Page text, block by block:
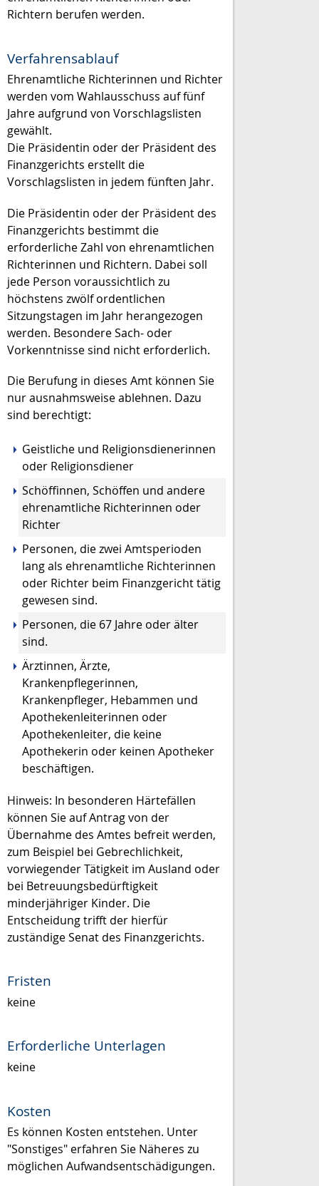
Richtern berufen werden.
Verfahrensablauf
Ehrenamtliche Richterinnen und Richter
werden vom Wahlausschuss auf fünf
Jahre aufgrund von Vorschlagslisten
gewählt.
Die Präsidentin oder der Präsident des
Finanzgerichts erstellt die
Vorschlagslisten in jedem fünften Jahr.
Die Präsidentin oder der Präsident des
Finanzgerichts bestimmt die
erforderliche Zahl von ehrenamtlichen
Richterinnen und Richtern. Dabei soll
jede Person voraussichtlich zu
höchstens zwölf ordentlichen
Sitzungstagen im Jahr herangezogen
werden. Besondere Sach- oder
Vorkenntnisse sind nicht erforderlich.
Die Berufung in dieses Amt können Sie
nur ausnahmsweise ablehnen. Dazu
sind berechtigt:
Geistliche und Religionsdienerinnen
oder Religionsdiener
Schöffinnen, Schöffen und andere
ehrenamtliche Richterinnen oder
Richter
Personen, die zwei Amtsperioden
lang als ehrenamtliche Richterinnen
oder Richter beim Finanzgericht tätig
gewesen sind.
Personen, die 67 Jahre oder älter
sind.
Ärztinnen, Ärzte,
Krankenpflegerinnen,
Krankenpfleger, Hebammen und
Apothekenleiterinnen oder
Apothekenleiter, die keine
Apothekerin oder keinen Apotheker
beschäftigen.
Hinweis: In besonderen Härtefällen
können Sie auf Antrag von der
Übernahme des Amtes befreit werden,
zum Beispiel bei Gebrechlichkeit,
vorwiegender Tätigkeit im Ausland oder
bei Betreuungsbedürftigkeit
minderjähriger Kinder. Die
Entscheidung trifft der hierfür
zuständige Senat des Finanzgerichts.
Fristen
keine
Erforderliche Unterlagen
keine
Kosten
Es können Kosten entstehen. Unter
"Sonstiges" erfahren Sie Näheres zu
möglichen Aufwandsentschädigungen.